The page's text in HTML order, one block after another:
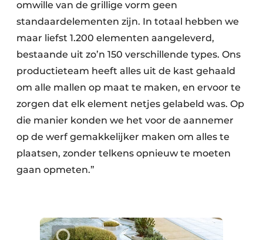
omwille van de grillige vorm geen
standaardelementen zijn. In totaal hebben we
maar liefst 1.200 elementen aangeleverd,
bestaande uit zo’n 150 verschillende types. Ons
productieteam heeft alles uit de kast gehaald
om alle mallen op maat te maken, en ervoor te
zorgen dat elk element netjes gelabeld was. Op
die manier konden we het voor de aannemer
op de werf gemakkelijker maken om alles te
plaatsen, zonder telkens opnieuw te moeten
gaan opmeten.”